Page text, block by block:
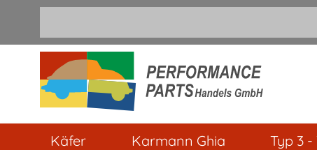
Käfer Karmann Ghia Typ 3 -